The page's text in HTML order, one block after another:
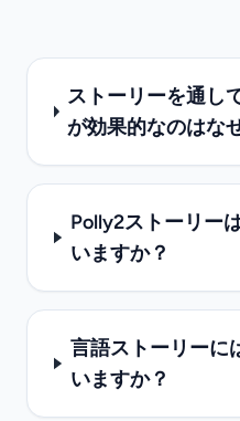
ストーリーを通し
が効果的なのはな
Polly2ストーリー
いますか？
言語ストーリーに
いますか？